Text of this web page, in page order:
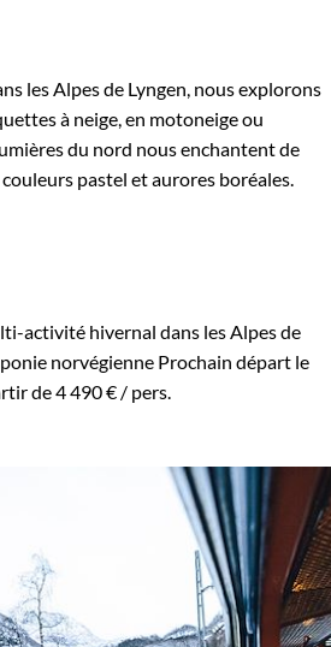
les Alpes de Lyngen, nous explorons
à neige, en motoneige ou
du nord nous enchantent de
pastel et aurores boréales.
activité hivernal dans les Alpes de
norvégienne Prochain départ le
de4 490 € / pers.